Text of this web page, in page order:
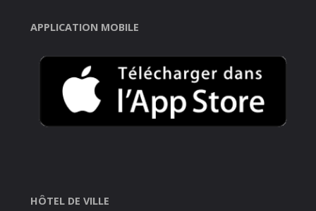
APPLICATION MOBILE
HÔTEL DE VILLE